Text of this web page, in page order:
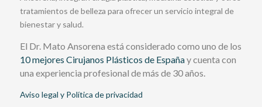
tratamientos de belleza para ofrecer un servicio integral de
bienestar y salud.
El Dr. Mato Ansorena está considerado como uno de los
10 mejores Cirujanos Plásticos de Españay cuenta con
una experiencia profesional de más de 30 años.
Aviso legal y Política de privacidad